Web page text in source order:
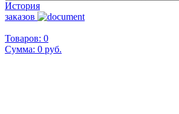
История
заказов
Товаров: 0
Сумма: 0 руб.